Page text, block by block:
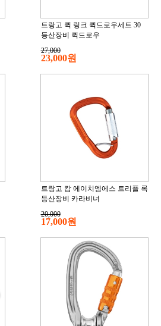
트랑고 퀵 링크 퀵드로우세트 30
등산장비 퀵드로우
27,000
23,000원
트랑고 캄 에이치엠에스 트리플 록
등산장비 카라비너
20,000
17,000원